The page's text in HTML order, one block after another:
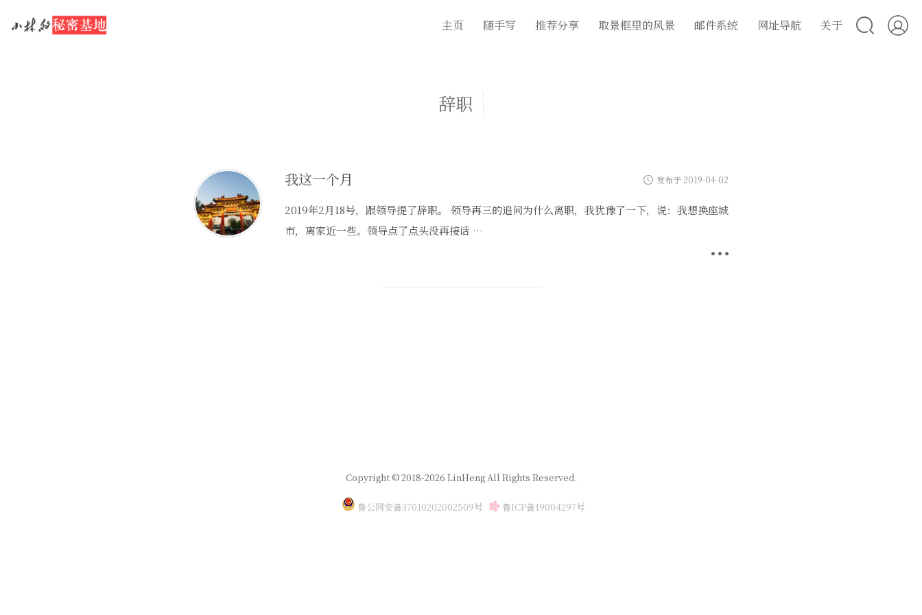
主页 随手写 推荐分享 取景框里的风景 邮件系统 网址导航 关于
辞职
我这一个月 发布于 2019-04-02
2019年2月18号，跟领导提了辞职。 领导再三的追问为什么离职，我犹豫了一下，说：我想换座城
市，离家近一些。领导点了点头没再接话 …
Copyright © 2018-2026 LinHeng All Rights Reserved.
鲁公网安备37010202002509号 鲁ICP备19004297号